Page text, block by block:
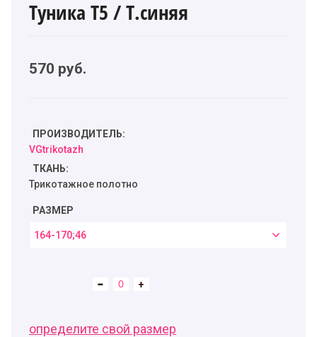
Туника Т5 / Т.синяя
570 руб.
ПРОИЗВОДИТЕЛЬ:
VGtrikotazh
ТКАНЬ:
Трикотажное полотно
РАЗМЕР
164-170;46
определите свой размер